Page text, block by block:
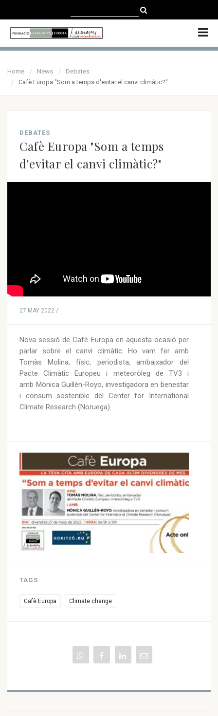
ENGLISH
Home News
Debates
Cafè Europa "Som a temps d'evitar el canvi climàtic?"
DEBATES
Cafè Europa "Som a temps
d'evitar el canvi climàtic?"
27 MAY 2022 /
Nova sessió de Cafè Europa en aquesta ocasió per
parlar sobre el canvi climàtic. Ho vam fer amb
Tomàs Molina, físic, periodista, ambaixador del
Pacte Climàtic Europeu i meteoròleg de TV3 i
amb Mònica Guillén-Royo, investigadora en benestar
i consum sostenible del Center for International
Climate Research (Noruega).
TAGS
Cafè Europa Climate change